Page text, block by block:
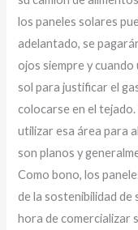
los paneles solares
adelantado, se
ojos siempre y
sol para justificar el
colocarse en el
utilizar esa área para
son planos y
Como bono, los
de la sostenibilidad de
hora de comercializar